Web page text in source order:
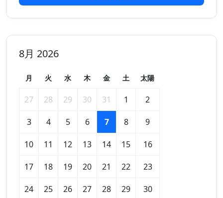
8月 2026
月 火 水 木 金 土 太陽
27 28 29 30 31 1 2
3 4 5 6 7 8 9
10 11 12 13 14 15 16
17 18 19 20 21 22 23
24 25 26 27 28 29 30